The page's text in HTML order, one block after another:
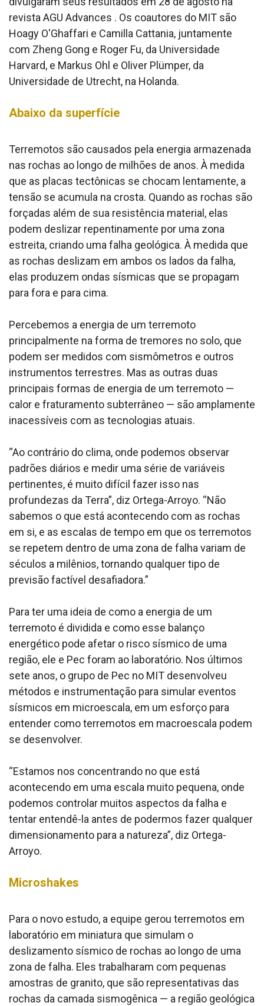
revista AGU Advances . Os coautores do MIT são
Hoagy O'Ghaffari e Camilla Cattania, juntamente
com Zheng Gong e Roger Fu, da Universidade
Harvard, e Markus Ohl e Oliver Plümper, da
Universidade de Utrecht, na Holanda.
Abaixo da superfície
Terremotos são causados pela energia armazenada
nas rochas ao longo de milhões de anos. À medida
que as placas tectônicas se chocam lentamente, a
tensão se acumula na crosta. Quando as rochas são
forçadas além de sua resistência material, elas
podem deslizar repentinamente por uma zona
estreita, criando uma falha geológica. À medida que
as rochas deslizam em ambos os lados da falha,
elas produzem ondas sísmicas que se propagam
para fora e para cima.
Percebemos a energia de um terremoto
principalmente na forma de tremores no solo, que
podem ser medidos com sismômetros e outros
instrumentos terrestres. Mas as outras duas
principais formas de energia de um terremoto —
calor e fraturamento subterrâneo — são amplamente
inacessíveis com as tecnologias atuais.
“Ao contrário do clima, onde podemos observar
padrões diários e medir uma série de variáveis
pertinentes, é muito difícil fazer isso nas
profundezas da Terra”, diz Ortega-Arroyo. “Não
sabemos o que está acontecendo com as rochas
em si, e as escalas de tempo em que os terremotos
se repetem dentro de uma zona de falha variam de
séculos a milênios, tornando qualquer tipo de
previsão factível desafiadora.”
Para ter uma ideia de como a energia de um
terremoto é dividida e como esse balanço
energético pode afetar o risco sísmico de uma
região, ele e Pec foram ao laboratório. Nos últimos
sete anos, o grupo de Pec no MIT desenvolveu
métodos e instrumentação para simular eventos
sísmicos em microescala, em um esforço para
entender como terremotos em macroescala podem
se desenvolver.
“Estamos nos concentrando no que está
acontecendo em uma escala muito pequena, onde
podemos controlar muitos aspectos da falha e
tentar entendê-la antes de podermos fazer qualquer
dimensionamento para a natureza”, diz Ortega-
Arroyo.
Microshakes
Para o novo estudo, a equipe gerou terremotos em
laboratório em miniatura que simulam o
deslizamento sísmico de rochas ao longo de uma
zona de falha. Eles trabalharam com pequenas
amostras de granito, que são representativas das
rochas da camada sismogênica — a região geológica